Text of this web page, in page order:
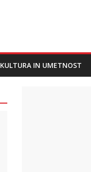
KULTURA IN UMETNOST